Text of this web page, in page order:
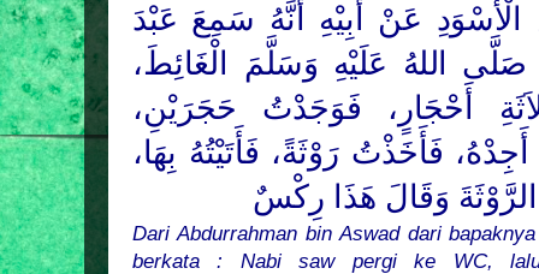
عَنْ أَبِيْهِ أَنَّهُ سَمِعَ عَبْدَ
صَلَّى اللهُ عَلَيْهِ وَسَلَّمَ الْغَائِطَ،
أَحْجَارٍ، فَوَجَدْتُ حَجَرَيْنِ،
فَأَخَذْتُ رَوْثَةً، فَأَتَيْتُهُ بِهَا،
وَقَالَ هَذَا رِكْسٌ
Dari Abdurrahman bin Aswad dari
berkata : Nabi saw pergi ke WC, lalu